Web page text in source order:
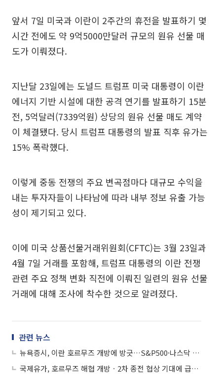
앞서 7일 미국과 이란이 2주간의 휴전을 발표하기 몇
시간 전에도 약 9억5000만달러 규모의 원유 선물 매
도가 이뤄졌다.
지난달 23일에는 도널드 트럼프 미국 대통령이 이란
에너지 기반 시설에 대한 공격 연기를 발표하기 15분
전, 5억달러(7339억원) 상당의 원유 선물 매도 계약
이 체결됐다. 당시 트럼프 대통령의 발표 직후 유가는
15% 폭락했다.
이렇게 중동 전쟁의 주요 변곡점마다 대규모 수익을
내는 투자자들이 나타남에 따라 내부 정보 유출 가능
성이 제기되고 있다.
이에 미국 상품선물거래위원회(CFTC)는 3월 23일과
4월 7일 거래를 포함해, 트럼프 대통령의 이란 전쟁
관련 주요 정책 변화 직전에 이뤄진 일련의 원유 선물
거래에 대해 조사에 착수한 것으로 알려졌다.
관련 뉴스
뉴욕증시, 이란 호르무즈 개방에 방긋…S&P500·나스닥 사상 최고치
국제유가, 호르무즈 해협 개방ㆍ2차 종전 협상 기대에 급락…WTI 11%↓